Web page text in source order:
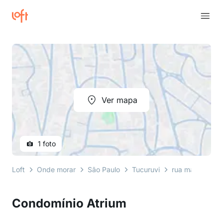
Condomínio Atrium
Ver mapa
1 foto
Loft Onde morar São Paulo Tucuruvi rua manuel de